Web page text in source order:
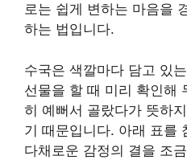
로는 쉽게 변하는 마음을
하는 법입니다.
수국은 색깔마다 담고 있
선물을 할 때 미리 확인해
히 예뻐서 골랐다가 뜻하
기 때문입니다. 아래 표를
다채로운 감정의 결을 조